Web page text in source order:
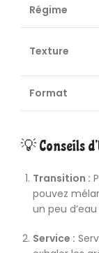
Régime
Texture
Format
💡 Conseils
Transition :
pouvez
un peu
Service :